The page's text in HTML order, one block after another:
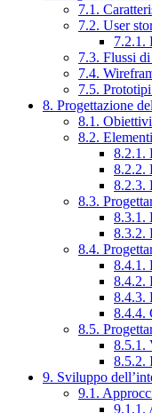
7.1.
7.2. User
7.2.1.
7.3. Flussi
7.4.
7.5.
8. Progettazione
8.1.
8.2.
8.2.1.
8.2.2.
8.2.3.
8.3.
8.3.1.
8.3.2.
8.4.
8.4.1.
8.4.2.
8.4.3.
8.4.4.
8.5.
8.5.1.
8.5.2.
9. Sviluppo
9.1.
9.1.1.